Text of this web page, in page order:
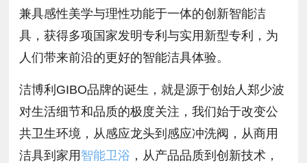
兼具感性美学与理性功能于一体的创新智能洁
具，获得多项国家发明专利与实用新型专利，为
人们带来前沿的更好的智能洁具体验。
洁博利GIBO品牌的诞生，就是源于创始人郑少波
对生活细节和品质的极度关注，我们始于改变公
共卫生环境，从感应龙头到感应冲洗阀，从商用
洁具到家用 智能卫浴 ，从产品品质到创新技术，